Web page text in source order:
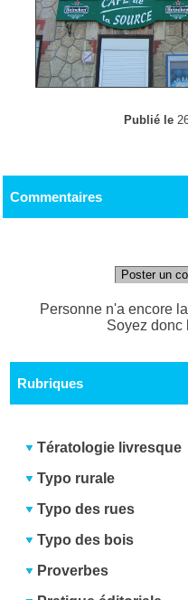
Publié le
Commentaires
Poster un
Personne n'a encore
Soyez donc
Rubriques
Tératologie livresque
Typo rurale
Typo des rues
Typo des bois
Proverbes